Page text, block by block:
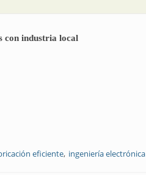
con industria local
eficiente ingeniería electrónica